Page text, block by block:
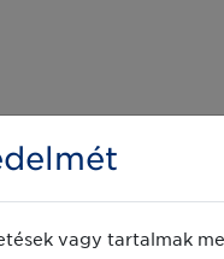
vagy tartalmak